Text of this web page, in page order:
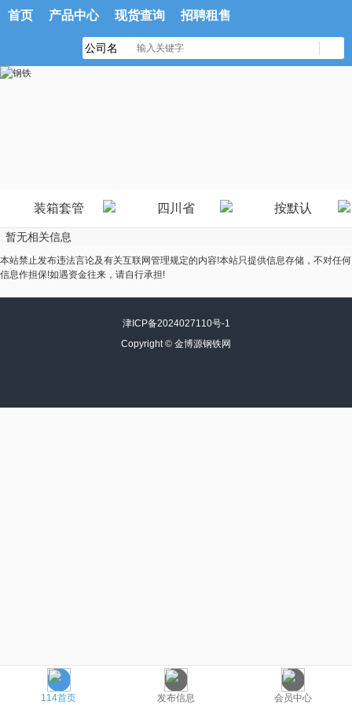
首页 产品中心 现货查询 招聘租售
装箱套管 四川省 按默认
暂无相关信息
114首页 发布信息 会员中心
本站禁止发布违法言论及有关互联网管理规定的内容!本站只提供信息存储，不对任何
信息作担保!如遇资金往来，请自行承担!
津ICP备2024027110号-1
Copyright © 金博源钢铁网